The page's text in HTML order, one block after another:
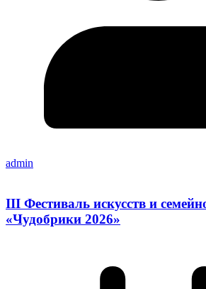
admin
III Фестиваль искусств и
«Чудобрики 2026»